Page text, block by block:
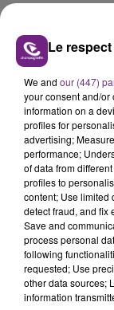
Le
We and our (447)
your consent and/or
information on a
profiles for
advertising;
performance;
of data from
profiles to
content; Use limited
detect fraud, and fix
Save and
process personal
following
requested; Use
other data sources;
information